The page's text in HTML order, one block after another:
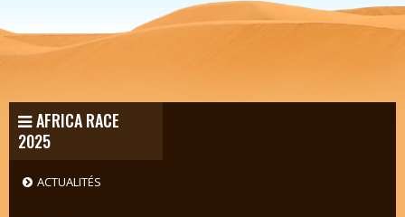
AFRICA RACE
2025
ACTUALITÉS